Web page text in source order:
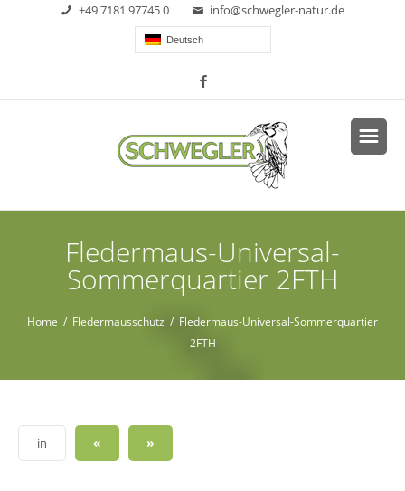
+49 7181 97745 0 info@schwegler-natur.de
Deutsch
Fledermaus-Universal-
Sommerquartier 2FTH
Home / Fledermausschutz / Fledermaus-Universal-Sommerquartier
2FTH
in « »